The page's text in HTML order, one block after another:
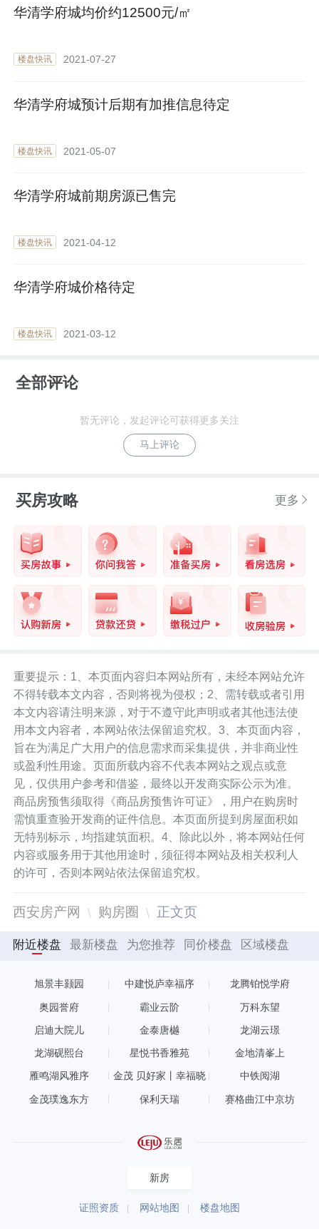
华清学府城均价约12500元/㎡
楼盘快讯 2021-07-27
华清学府城预计后期有加推信息待定
楼盘快讯 2021-05-07
华清学府城前期房源已售完
楼盘快讯 2021-04-12
华清学府城价格待定
楼盘快讯 2021-03-12
全部评论
暂无评论，发起评论可获得更多关注
马上评论
买房攻略 更多
重要提示：1、本页面内容归本网站所有，未经本网站允许
不得转载本文内容，否则将视为侵权；2、需转载或者引用
本文内容请注明来源，对于不遵守此声明或者其他违法使
用本文内容者，本网站依法保留追究权。3、本页面内容，
旨在为满足广大用户的信息需求而采集提供，并非商业性
或盈利性用途。页面所载内容不代表本网站之观点或意
见，仅供用户参考和借鉴，最终以开发商实际公示为准。
商品房预售须取得《商品房预售许可证》，用户在购房时
需慎重查验开发商的证件信息。本页面所提到房屋面积如
无特别标示，均指建筑面积。4、除此以外，将本网站任何
内容或服务用于其他用途时，须征得本网站及相关权利人
的许可，否则本网站依法保留追究权。
西安房产网 购房圈 正文页
附近楼盘 最新楼盘 为您推荐 同价楼盘 区域楼盘
旭景丰颢园 中建悦庐幸福序 龙腾铂悦学府
奥园誉府 霸业云阶 万科东望
启迪大院儿 金泰唐樾 龙湖云璟
龙湖砚熙台 星悦书香雅苑 金地清峯上
雁鸣湖风雅序
金茂 贝好家丨幸福晓
中铁阅湖
金茂璞逸东方 保利天瑞 赛格曲江中京坊
新房
证照资质 网站地图 楼盘地图